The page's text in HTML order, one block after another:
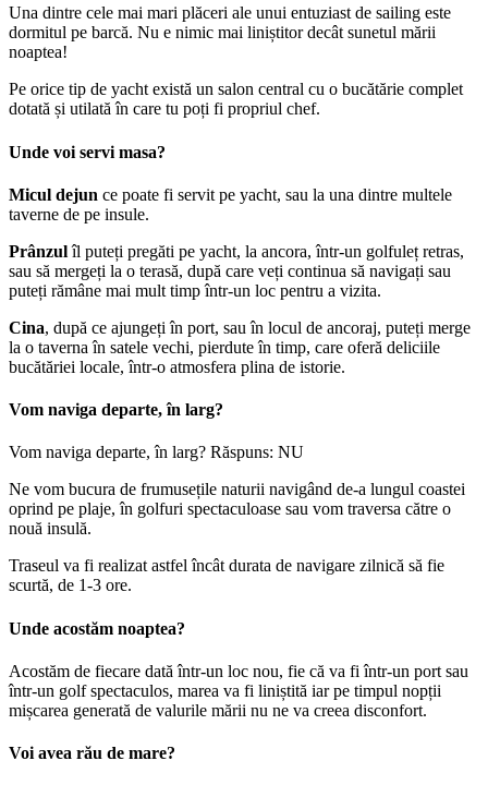
Una dintre cele mai mari plăceri ale unui entuziast de sailing este
dormitul pe barcă. Nu e nimic mai liniștitor decât sunetul mării
noaptea!
Pe orice tip de yacht există un salon central cu o bucătărie complet
dotată și utilată în care tu poți fi propriul chef.
Unde voi servi masa?
Micul dejun ce poate fi servit pe yacht, sau la una dintre multele
taverne de pe insule.
Prânzulîl puteți pregăti pe yacht, la ancora, într-un golfuleț retras,
sau să mergeți la o terasă, după care veți continua să navigați sau
puteți rămâne mai mult timp într-un loc pentru a vizita.
Cina, după ce ajungeți în port, sau în locul de ancoraj, puteți merge
la o taverna în satele vechi, pierdute în timp, care oferă deliciile
bucătăriei locale, într-o atmosfera plina de istorie.
Vom naviga departe, în larg?
Vom naviga departe, în larg? Răspuns: NU
Ne vom bucura de frumusețile naturii navigând de-a lungul coastei
oprind pe plaje, în golfuri spectaculoase sau vom traversa către o
nouă insulă.
Traseul va fi realizat astfel încât durata de navigare zilnică să fie
scurtă, de 1-3 ore.
Unde acostăm noaptea?
Acostăm de fiecare dată într-un loc nou, fie că va fi într-un port sau
într-un golf spectaculos, marea va fi liniștită iar pe timpul nopții
mișcarea generată de valurile mării nu ne va creea disconfort.
Voi avea rău de mare?